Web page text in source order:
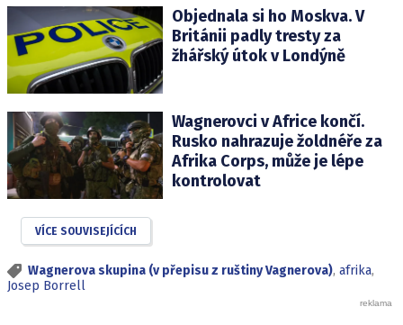
Objednala si ho Moskva. V
Británii padly tresty za
žhářský útok v Londýně
Wagnerovci v Africe končí.
Rusko nahrazuje žoldnéře za
Afrika Corps, může je lépe
kontrolovat
VÍCE SOUVISEJÍCÍCH
Wagnerova skupina (v přepisu z ruštiny Vagnerova), afrika,
Josep Borrell